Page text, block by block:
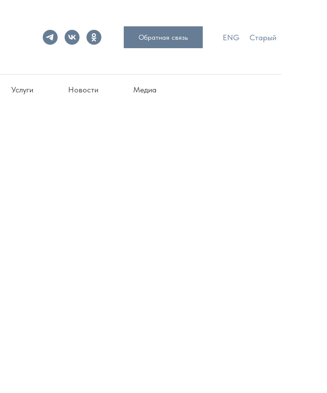
Обратная связь ENG Старый
Услуги Новости Медиа